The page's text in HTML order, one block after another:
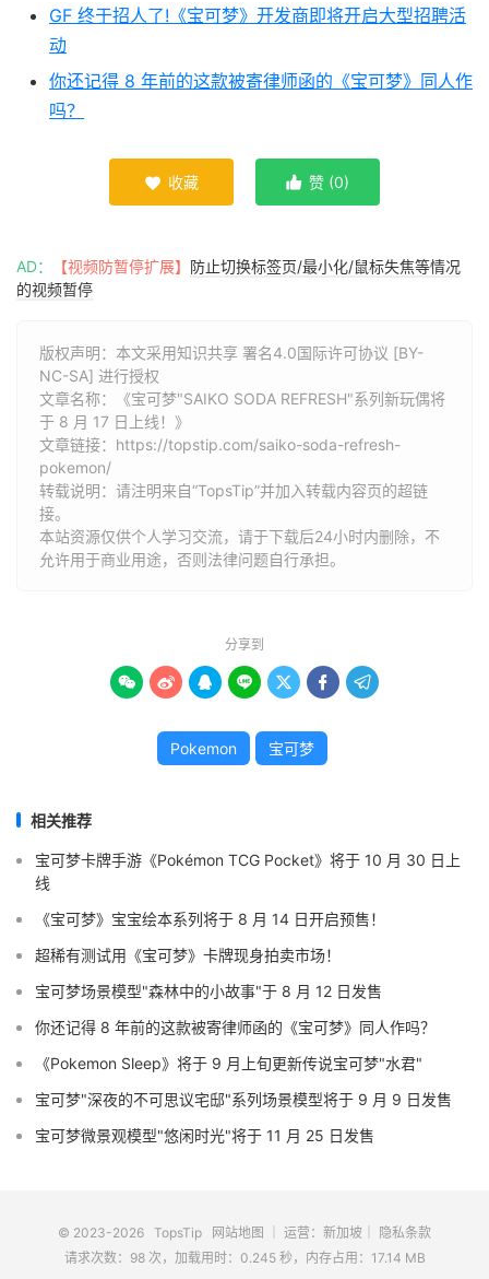
GF 终于招人了!《宝可梦》开发商即将开启大型招聘活
动
你还记得 8 年前的这款被寄律师函的《宝可梦》同人作
吗？
 收藏  赞 (0)
AD： 【视频防暂停扩展】 防止切换标签页/最小化/鼠标失焦等情况
的视频暂停
版权声明：本文采用知识共享 署名4.0国际许可协议 [BY-
NC-SA] 进行授权
文章名称：《宝可梦"SAIKO SODA REFRESH"系列新玩偶将
于 8 月 17 日上线！》
文章链接： https://topstip.com/saiko-soda-refresh-
pokemon/
转载说明：请注明来自“TopsTip”并加入转载内容页的超链
接。
本站资源仅供个人学习交流，请于下载后24小时内删除，不
允许用于商业用途，否则法律问题自行承担。
分享到
      
Pokemon 宝可梦
相关推荐
宝可梦卡牌手游《Pokémon TCG Pocket》将于 10 月 30 日上
线
《宝可梦》宝宝绘本系列将于 8 月 14 日开启预售！
超稀有测试用《宝可梦》卡牌现身拍卖市场！
宝可梦场景模型"森林中的小故事"于 8 月 12 日发售
你还记得 8 年前的这款被寄律师函的《宝可梦》同人作吗？
《Pokemon Sleep》将于 9 月上旬更新传说宝可梦"水君"
宝可梦"深夜的不可思议宅邸"系列场景模型将于 9 月 9 日发售
宝可梦微景观模型"悠闲时光"将于 11 月 25 日发售
© 2023-2026 TopsTip 网站地图 ｜ 运营：新加坡｜ 隐私条款
请求次数：98 次，加载用时：0.245 秒，内存占用：17.14 MB